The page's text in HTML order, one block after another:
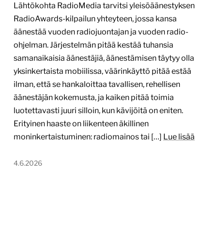
Lähtökohta RadioMedia tarvitsi yleisöäänestyksen
RadioAwards-kilpailun yhteyteen, jossa kansa
äänestää vuoden radiojuontajan ja vuoden radio-
ohjelman. Järjestelmän pitää kestää tuhansia
samanaikaisia äänestäjiä, äänestämisen täytyy olla
yksinkertaista mobiilissa, väärinkäyttö pitää estää
ilman, että se hankaloittaa tavallisen, rehellisen
äänestäjän kokemusta, ja kaiken pitää toimia
luotettavasti juuri silloin, kun kävijöitä on eniten.
Erityinen haaste on liikenteen äkillinen
moninkertaistuminen: radiomainos tai […] Lue lisää
4.6.2026